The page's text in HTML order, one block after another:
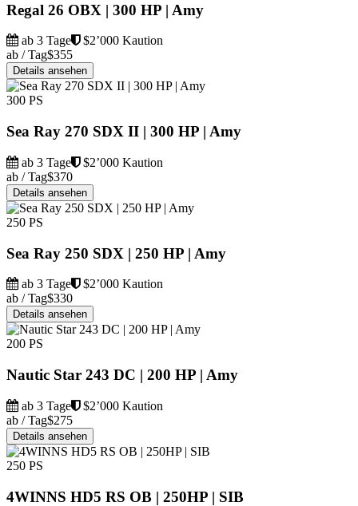
Regal 26 OBX | 300 HP | Amy
ab 3 Tage
$2’000 Kaution
ab / Tag$355
Details ansehen
300 PS
Sea Ray 270 SDX II | 300 HP | Amy
ab 3 Tage
$2’000 Kaution
ab / Tag$370
Details ansehen
250 PS
Sea Ray 250 SDX | 250 HP | Amy
ab 3 Tage
$2’000 Kaution
ab / Tag$330
Details ansehen
200 PS
Nautic Star 243 DC | 200 HP | Amy
ab 3 Tage
$2’000 Kaution
ab / Tag$275
Details ansehen
250 PS
4WINNS HD5 RS OB | 250HP | SIB